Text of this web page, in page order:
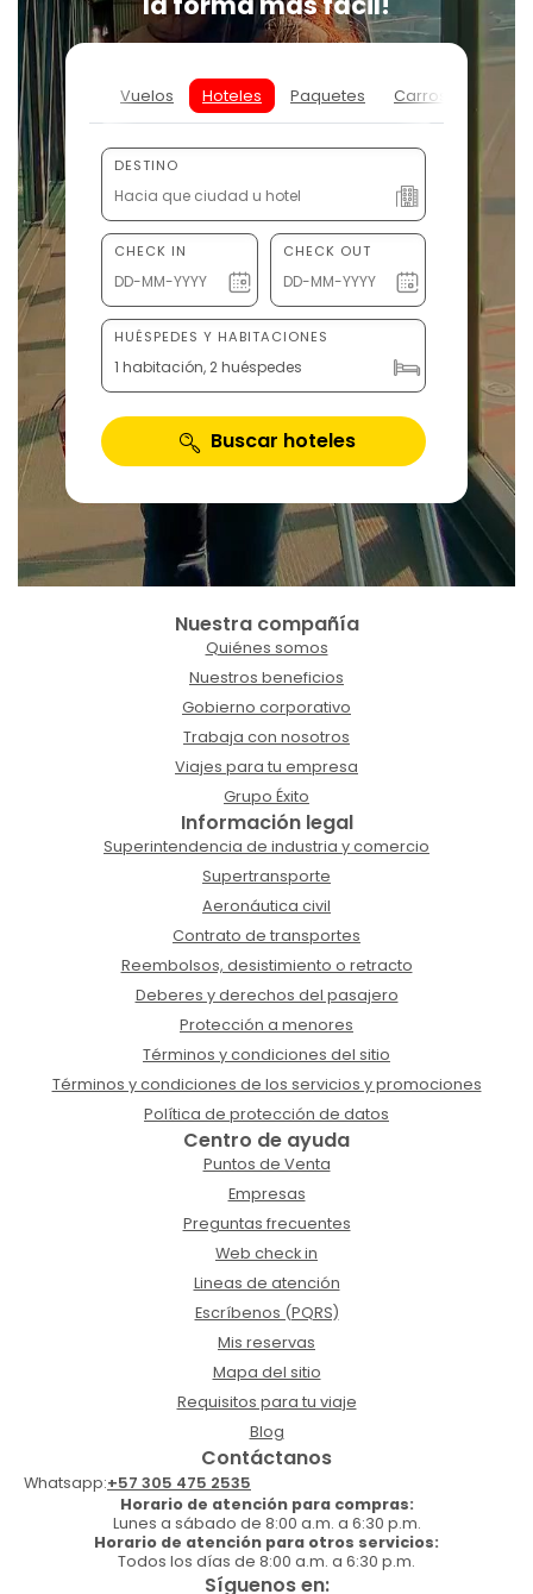
Vuelos Hoteles Paquetes Carros
DESTINO
CHECK IN CHECK OUT
HUÉSPEDES Y HABITACIONES
1 habitación, 2 huéspedes
Buscar hoteles
Nuestra compañía
Quiénes somos
Nuestros beneficios
Gobierno corporativo
Trabaja con nosotros
Viajes para tu empresa
Grupo Éxito
Información legal
Superintendencia de industria y comercio
Supertransporte
Aeronáutica civil
Contrato de transportes
Reembolsos, desistimiento o retracto
Deberes y derechos del pasajero
Protección a menores
Términos y condiciones del sitio
Términos y condiciones de los servicios y promociones
Política de protección de datos
Centro de ayuda
Puntos de Venta
Empresas
Preguntas frecuentes
Web check in
Lineas de atención
Escríbenos (PQRS)
Mis reservas
Mapa del sitio
Requisitos para tu viaje
Blog
Contáctanos
Whatsapp:+57 305 475 2535
Horario de atención para compras:
Lunes a sábado de 8:00 a.m. a 6:30 p.m.
Horario de atención para otros servicios:
Todos los días de 8:00 a.m. a 6:30 p.m.
Síguenos en: